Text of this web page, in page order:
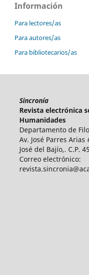
Información
Para lectores/as
Para autores/as
Para bibliotecarios/as
Sincronía
Revista electrónica
Humanidades
Departamento de
Av. José Parres
José del Bajío,. C.P.
Correo electrónico: